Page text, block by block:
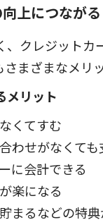
上につながる
、クレジットカ
まざまなメリ
メリット
くてすむ
わせがなくても
に会計できる
楽になる
まるなどの特